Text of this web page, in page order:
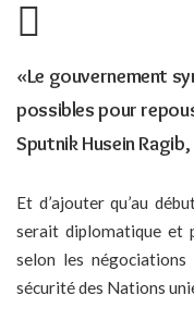
«Le gouvernement
possibles pour
Sputnik Husein
Et d’ajouter qu’au
serait diplomatique et
selon les négociations
sécurité des Nations